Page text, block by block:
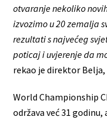
otvaranje nekoliko
izvozimo u 20 zemalja
rezultati s najvećeg
poticaj i uvjerenje da
rekao je direktor Belja,
World Championship
održava već 31